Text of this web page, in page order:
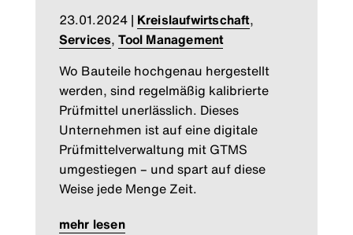
23.01.2024| Kreislaufwirtschaft,
Services,Tool Management
Wo Bauteile hochgenau hergestellt
werden, sind regelmäßig kalibrierte
Prüfmittel unerlässlich. Dieses
Unternehmen ist auf eine digitale
Prüfmittelverwaltung mit GTMS
umgestiegen – und spart auf diese
Weise jede Menge Zeit.
mehr lesen